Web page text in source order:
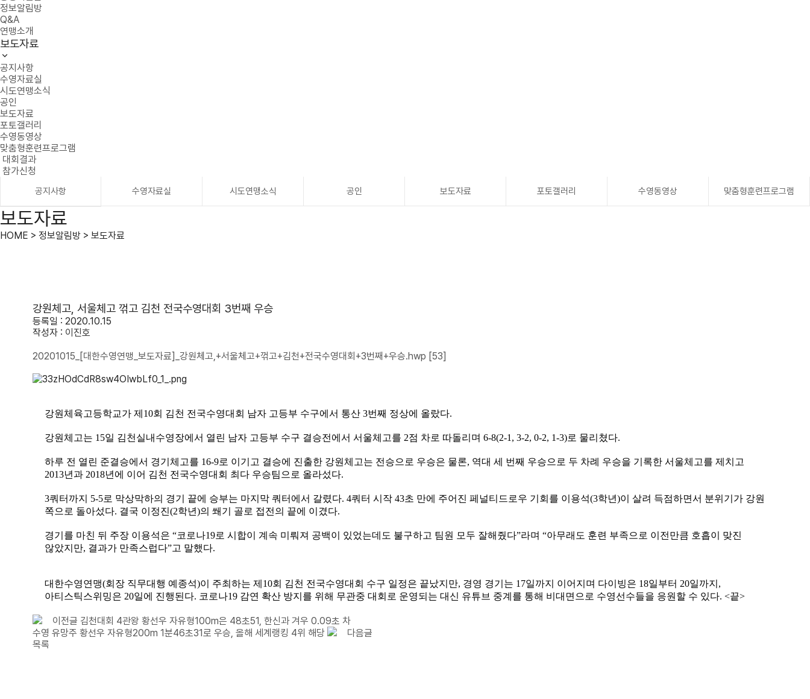
정보알림방
Q&A
연맹소개
보도자료
공지사항
수영자료실
시도연맹소식
공인
보도자료
포토갤러리
수영동영상
맞춤형훈련프로그램
대회결과
참가신청
공지사항 수영자료실 시도연맹소식 공인 보도자료 포토갤러리 수영동영상 맞춤형훈련프로그램
보도자료
HOME > 정보알림방 > 보도자료
강원체고, 서울체고 꺾고 김천 전국수영대회 3번째 우승
등록일 : 2020.10.15
작성자 : 이진호
20201015_[대한수영연맹_보도자료]_강원체고,+서울체고+꺾고+김천+전국수영대회+3번째+우승.hwp [53]
강원체육고등학교가 제 10회 김천 전국수영대회 남자 고등부 수구에서 통산 3번째 정상에 올랐다.
강원체고는 15일 김천실내수영장에서 열린 남자 고등부 수구 결승전에서 서울체고를 2점 차로 따돌리며 6-8(2-1, 3-2, 0-2, 1-3)로 물리쳤다.
하루 전 열린 준결승에서 경기체고를 16-9로 이기고 결승에 진출한 강원체고는 전승으로 우승은 물론, 역대 세 번째 우승으로 두 차례 우승을 기록한 서울체고를 제치고
2013년과 2018년에 이어 김천 전국수영대회 최다 우승팀으로 올라섰다.
3쿼터까지 5-5로 막상막하의 경기 끝에 승부는 마지막 쿼터에서 갈렸다. 4쿼터 시작 43초 만에 주어진 페널티드로우 기회를 이용석(3학년)이 살려 득점하면서 분위기가 강원
쪽으로 돌아섰다. 결국 이정진(2학년)의 쐐기 골로 접전의 끝에 이겼다.
경기를 마친 뒤 주장 이용석은 “코로나19로 시합이 계속 미뤄져 공백이 있었는데도 불구하고 팀원 모두 잘해줬다”라며 “아무래도 훈련 부족으로 이전만큼 호흡이 맞진
않았지만, 결과가 만족스럽다”고 말했다.
대한수영연맹(회장 직무대행 예종석)이 주최하는 제 10회 김천 전국수영대회 수구 일정은 끝났지만, 경영 경기는 17일까지 이어지며 다이빙은 18일부터 20일까지 ,
아티스틱스위밍은 20일에 진행된다. 코로나19 감연 확산 방지를 위해 무관중 대회로 운영되는 대신 유튜브 중계를 통해 비대면으로 수영선수들을 응원할 수 있다. <끝>
이전글 김천대회 4관왕 황선우 자유형100m은 48초51, 한신과 겨우 0.09초 차
수영 유망주 황선우 자유형200m 1분46초31로 우승, 올해 세계랭킹 4위 해당
다음글
목록